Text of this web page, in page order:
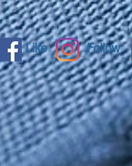
Like Follow